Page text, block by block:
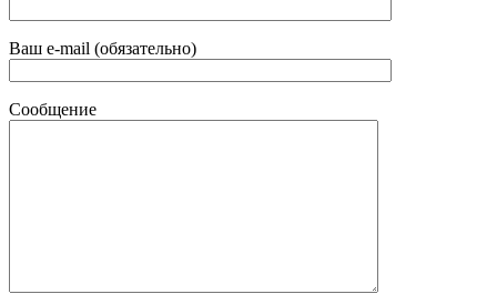
Ваш e-mail (обязательно)
Сообщение